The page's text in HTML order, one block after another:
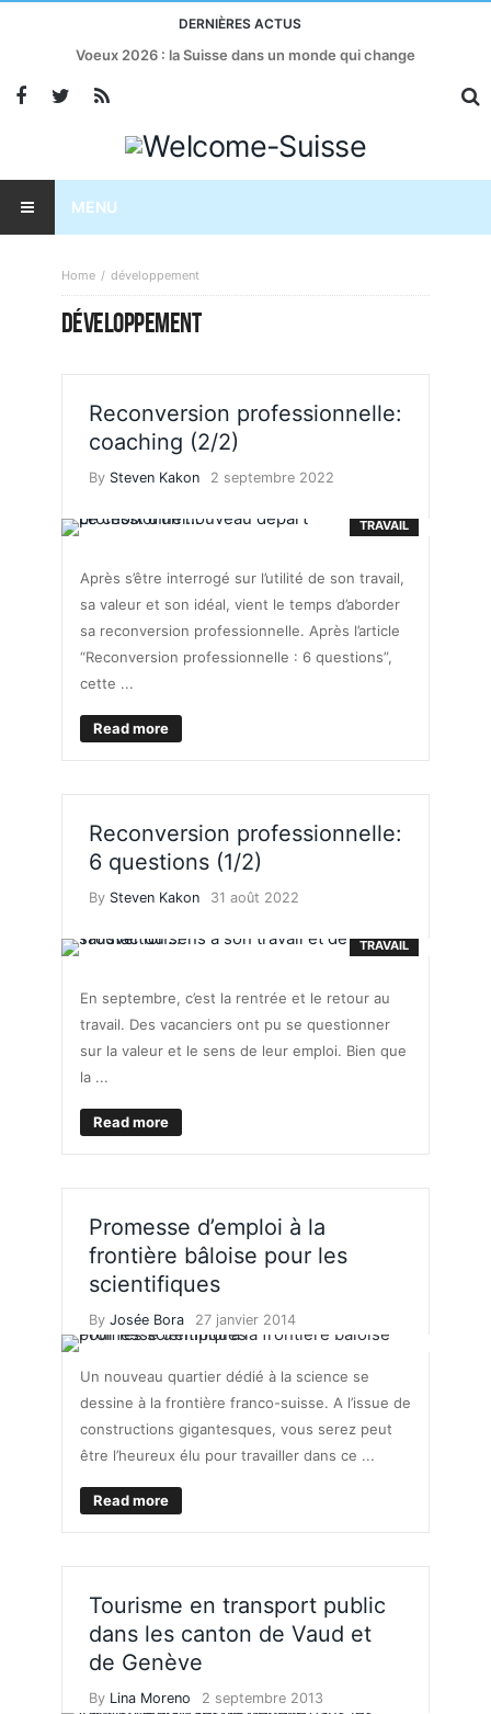
DERNIÈRES ACTUS
Voeux 2026 : la Suisse dans un monde qui change
MENU
Home développement
DÉVELOPPEMENT
Reconversion professionnelle:
coaching (2/2)
By Steven Kakon 2 septembre 2022
TRAVAIL
Après s’être interrogé sur l’utilité de son travail,
sa valeur et son idéal, vient le temps d’aborder
sa reconversion professionnelle. Après l’article
“Reconversion professionnelle : 6 questions”,
cette ...
Read more
Reconversion professionnelle:
6 questions (1/2)
By Steven Kakon 31 août 2022
TRAVAIL
En septembre, c’est la rentrée et le retour au
travail. Des vacanciers ont pu se questionner
sur la valeur et le sens de leur emploi. Bien que
la ...
Read more
Promesse d’emploi à la
frontière bâloise pour les
scientifiques
By Josée Bora 27 janvier 2014
Un nouveau quartier dédié à la science se
dessine à la frontière franco-suisse. A l’issue de
constructions gigantesques, vous serez peut
être l’heureux élu pour travailler dans ce ...
Read more
Tourisme en transport public
dans les canton de Vaud et
de Genève
By Lina Moreno 2 septembre 2013